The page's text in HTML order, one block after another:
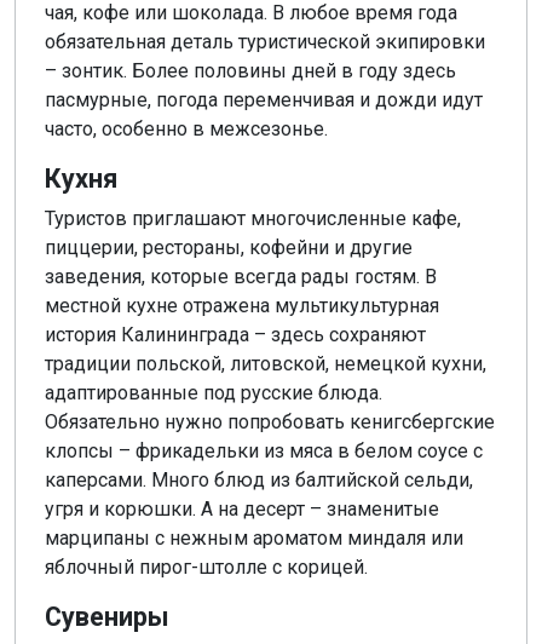
чая, кофе или шоколада. В любое время года
обязательная деталь туристической экипировки
– зонтик. Более половины дней в году здесь
пасмурные, погода переменчивая и дожди идут
часто, особенно в межсезонье.
Кухня
Туристов приглашают многочисленные кафе,
пиццерии, рестораны, кофейни и другие
заведения, которые всегда рады гостям. В
местной кухне отражена мультикультурная
история Калининграда – здесь сохраняют
традиции польской, литовской, немецкой кухни,
адаптированные под русские блюда.
Обязательно нужно попробовать кенигсбергские
клопсы – фрикадельки из мяса в белом соусе с
каперсами. Много блюд из балтийской сельди,
угря и корюшки. А на десерт – знаменитые
марципаны с нежным ароматом миндаля или
яблочный пирог-штолле с корицей.
Сувениры